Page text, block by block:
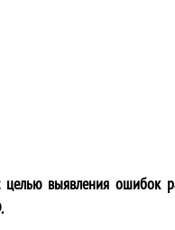
выявления ошибок